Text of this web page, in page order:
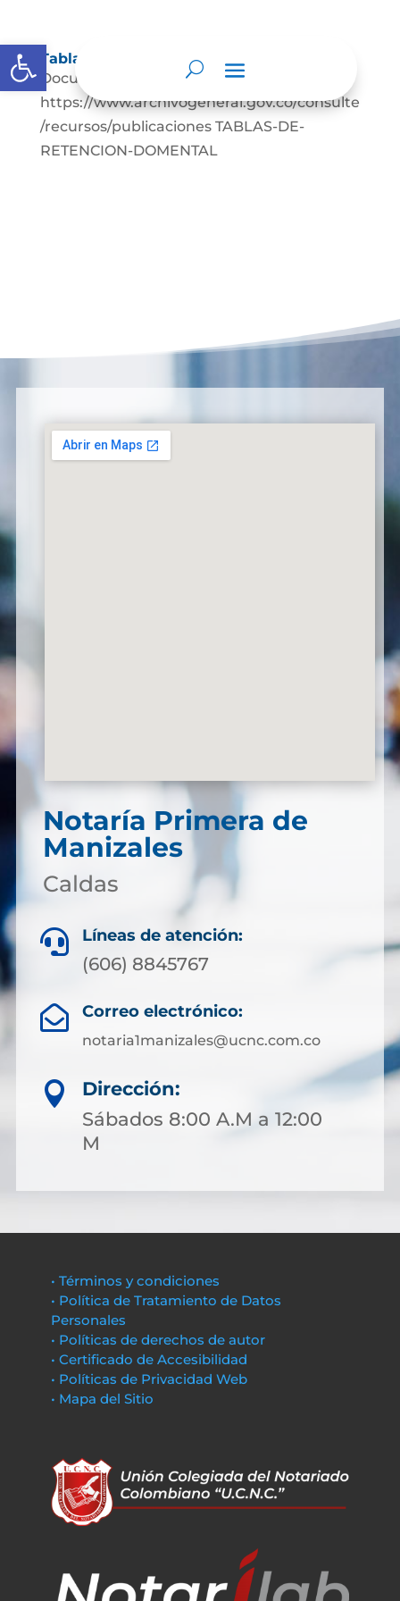
Abrir barra de herramientas
Tablas de retención documental
Documentación de apoyo
https://www.archivogeneral.gov.co/consulte
/recursos/publicaciones TABLAS-DE-
RETENCION-DOMENTAL
Notaría Primera de
Manizales
Caldas
 Líneas de atención:
(606) 8845767
 Correo electrónico:
notaria1manizales@ucnc.com.co

Dirección:
Sábados 8:00 A.M a 12:00
M
• Términos y condiciones
• Política de Tratamiento de Datos
Personales
• Políticas de derechos de autor
• Certificado de Accesibilidad
• Políticas de Privacidad Web
• Mapa del Sitio